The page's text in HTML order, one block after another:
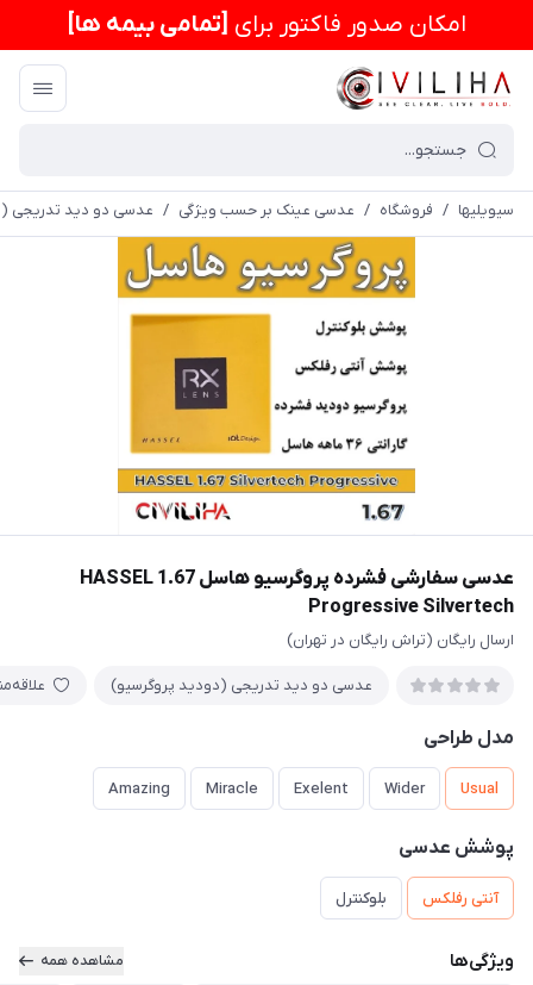
امكان صدور فاکتور برای [تمامی بیمه ها]
سیویلیها / فروشگاه / عدسی عینک بر حسب ویژگی / عدسی دو دید تدریجی
عدسی سفارشی فشرده پروگرسیو هاسل 1.67 HASSEL
Progressive Silvertech
ارسال رایگان (تراش رایگان در تهران)
عدسی دو دید تدریجی (دودید پروگرسیو)
مدل طراحی
Usual
Wider
Exelent
Miracle
Amazing
پوشش عدسی
آنتی رفلکس بلوکنترل
ویژگی‌ها مشاهده همه